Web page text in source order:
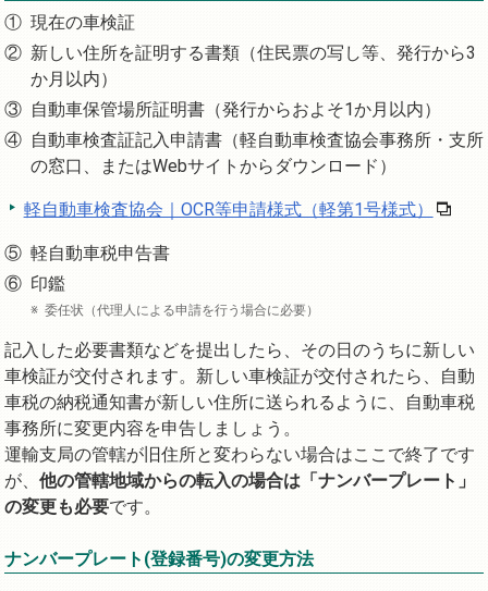
現在の車検証
新しい住所を証明する書類（住民票の写し等、発行から3
か月以内）
自動車保管場所証明書（発行からおよそ1か月以内）
自動車検査証記入申請書（軽自動車検査協会事務所・支所
の窓口、またはWebサイトからダウンロード）
軽自動車検査協会｜OCR等申請様式（軽第1号様式）
軽自動車税申告書
印鑑
委任状（代理人による申請を行う場合に必要）
記入した必要書類などを提出したら、その日のうちに新しい
車検証が交付されます。新しい車検証が交付されたら、自動
車税の納税通知書が新しい住所に送られるように、自動車税
事務所に変更内容を申告しましょう。
運輸支局の管轄が旧住所と変わらない場合はここで終了です
が、 他の管轄地域からの転入の場合は「ナンバープレート」
の変更も必要です。
ナンバープレート(登録番号)の変更方法